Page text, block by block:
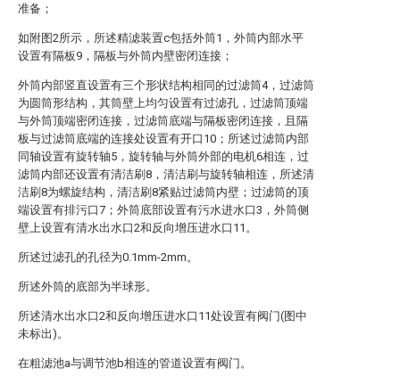
准备；
如附图2所示，所述精滤装置c包括外筒1，外筒内部水平
设置有隔板9，隔板与外筒内壁密闭连接；
外筒内部竖直设置有三个形状结构相同的过滤筒4，过滤筒
为圆筒形结构，其筒壁上均匀设置有过滤孔，过滤筒顶端
与外筒顶端密闭连接，过滤筒底端与隔板密闭连接，且隔
板与过滤筒底端的连接处设置有开口10；所述过滤筒内部
同轴设置有旋转轴5，旋转轴与外筒外部的电机6相连，过
滤筒内部还设置有清洁刷8，清洁刷与旋转轴相连，所述清
洁刷8为螺旋结构，清洁刷8紧贴过滤筒内壁；过滤筒的顶
端设置有排污口7；外筒底部设置有污水进水口3，外筒侧
壁上设置有清水出水口2和反向增压进水口11。
所述过滤孔的孔径为0.1mm-2mm。
所述外筒的底部为半球形。
所述清水出水口2和反向增压进水口11处设置有阀门(图中
未标出)。
在粗滤池a与调节池b相连的管道设置有阀门。